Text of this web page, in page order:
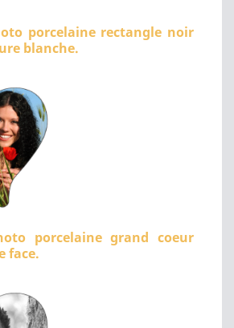
porcelaine rectangle noir
blanche.
porcelaine grand coeur
face.